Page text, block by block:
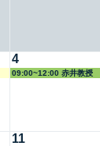
4
09:00~12:00 赤井教授
11